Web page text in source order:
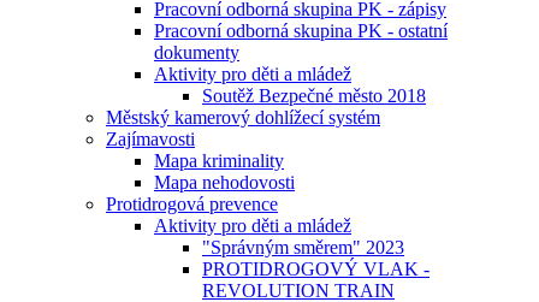
Pracovní odborná skupina PK - zápisy
Pracovní odborná skupina PK - ostatní
dokumenty
Aktivity pro děti a mládež
Soutěž Bezpečné město 2018
Městský kamerový dohlížecí systém
Zajímavosti
Mapa kriminality
Mapa nehodovosti
Protidrogová prevence
Aktivity pro děti a mládež
"Správným směrem" 2023
PROTIDROGOVÝ VLAK -
REVOLUTION TRAIN